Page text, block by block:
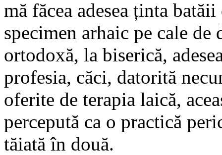
mă făcea adesea ținta
specimen arhaic pe cale
ortodoxă, la biserică,
profesia, căci, datorită
oferite de terapia laică,
percepută ca o practică
tăiată în două.